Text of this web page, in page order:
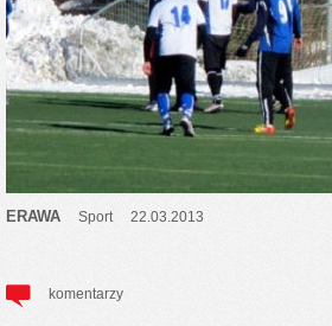
ERAWA Sport 22.03.2013
komentarzy